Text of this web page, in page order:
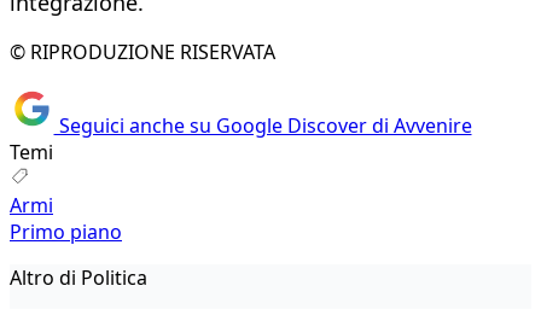
© RIPRODUZIONE RISERVATA
Seguici anche su Google Discover di Avvenire
Temi
Armi
Primo piano
Altro di Politica